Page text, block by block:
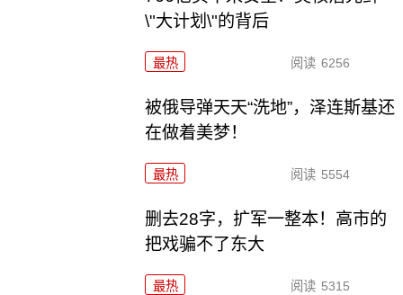
\"大计划\"的背后
最热 阅读 6256
被俄导弹天天“洗地”，泽连斯基还
在做着美梦！
最热 阅读 5554
删去28字，扩军一整本！高市的
把戏骗不了东大
最热 阅读 5315